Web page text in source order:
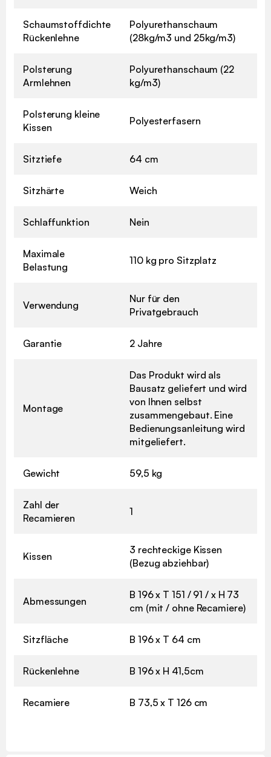
Schaumstoffdichte
Rückenlehne
Polyurethanschaum
(28kg/m3 und 25kg/m3)
Polsterung
Armlehnen
Polyurethanschaum (22
kg/m3)
Polsterung kleine
Kissen
Polyesterfasern
Sitztiefe 64 cm
Sitzhärte Weich
Schlaffunktion Nein
Maximale
Belastung
110 kg pro Sitzplatz
Verwendung
Nur für den
Privatgebrauch
Garantie 2 Jahre
Montage
Das Produkt wird als
Bausatz geliefert und wird
von Ihnen selbst
zusammengebaut. Eine
Bedienungsanleitung wird
mitgeliefert.
Gewicht 59,5 kg
Zahl der
Recamieren
1
Kissen
3 rechteckige Kissen
(Bezug abziehbar)
Abmessungen
B 196 x T 151 / 91 / x H 73
cm (mit / ohne Recamiere)
Sitzfläche B 196 x T 64 cm
Rückenlehne B 196 x H 41,5cm
Recamiere B 73,5 x T 126 cm